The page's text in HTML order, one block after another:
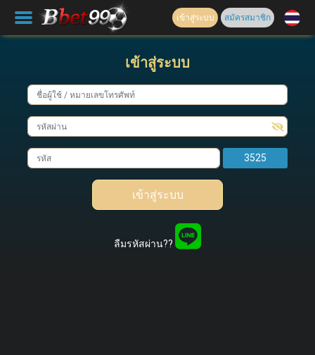
เข้าสู่ระบบ สมัครสมาชิก
เข้าสู่ระบบ
3525
เข้าสู่ระบบ
ลืมรหัสผ่าน??